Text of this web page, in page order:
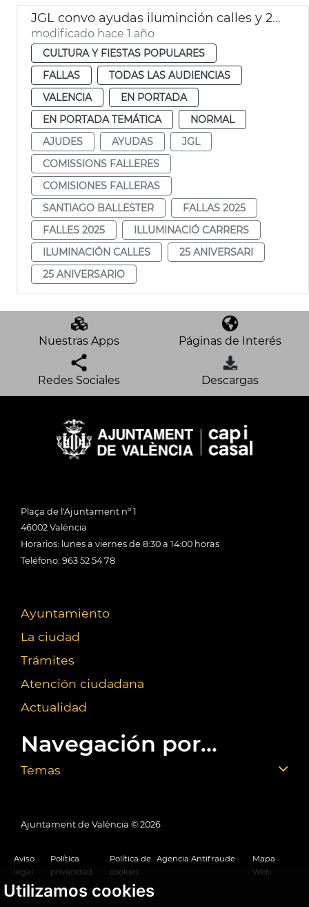
Utilizamos cookies
JGL convo ayudas iluminción calles y 25 aniversario fallas
modificado hace 1 año
CULTURA Y FIESTAS POPULARES
FALLAS
TODAS LAS AUDIENCIAS
VALENCIA
EN PORTADA
EN PORTADA TEMÁTICA
NORMAL
AJUDES
AYUDAS
JGL
COMISSIONS FALLERES
COMISIONES FALLERAS
SANTIAGO BALLESTER
FALLAS 2025
FALLES 2025
ILLUMINACIÓ CARRERS
ILUMINACIÓN CALLES
25 ANIVERSARI
25 ANIVERSARIO
Nuestras Apps Páginas de Interés
Redes Sociales Descargas
Plaça de l'Ajuntament nº 1
46002 València
Horarios: lunes a viernes de 8:30 a 14:00 horas
Teléfono: 963 52 54 78
Ayuntamiento
La ciudad
Trámites
Atención ciudadana
Actualidad
Navegación por...
Temas
Ajuntament de València © 2026
Aviso
legal
Política
privacidad
Política de
cookies
Agencia Antifraude
Mapa
Web